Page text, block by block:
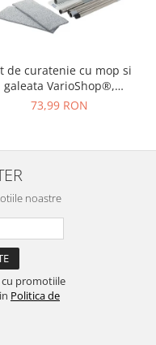
de curatenie cu mop si
galeata VarioShop®,
5.7 litri, include
realizat din plastic
73,99 RON
noastre
cu promotiile
Politica de